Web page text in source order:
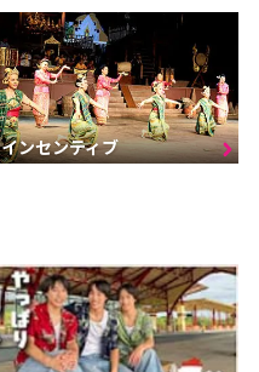
インセンティブ